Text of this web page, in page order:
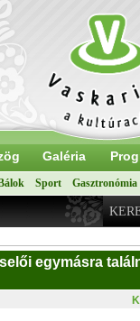
Galéria
Sport Gasztronómia
egymásra